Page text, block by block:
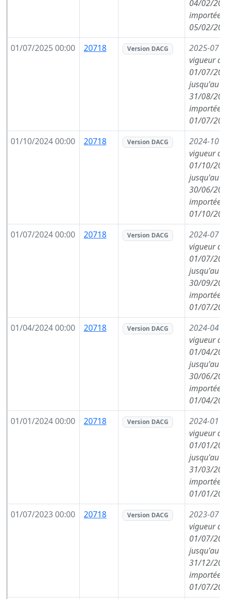
04/02/
importée
05/02/
01/07/2025 00:00
20718 Version DACG 2025-07
vigueur
01/07/
jusqu'au
31/08/
importée
01/07/
01/10/2024 00:00
20718 Version DACG 2024-10
vigueur
01/10/
jusqu'au
30/06/
importée
01/10/
01/07/2024 00:00
20718 Version DACG 2024-07
vigueur
01/07/
jusqu'au
30/09/
importée
01/07/
01/04/2024 00:00
20718 Version DACG 2024-04
vigueur
01/04/
jusqu'au
30/06/
importée
01/04/
01/01/2024 00:00
20718 Version DACG 2024-01
vigueur
01/01/
jusqu'au
31/03/
importée
01/01/
01/07/2023 00:00
20718 Version DACG 2023-07
vigueur
01/07/
jusqu'au
31/12/
importée
01/07/